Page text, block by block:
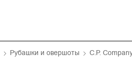
Рубашки и овершоты C.P.